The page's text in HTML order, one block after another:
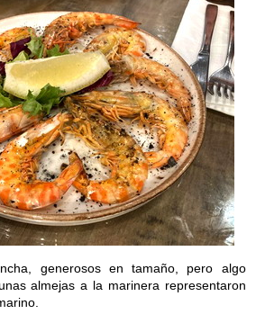
generosos en tamaño, pero algo
almejas a la marinera representaron